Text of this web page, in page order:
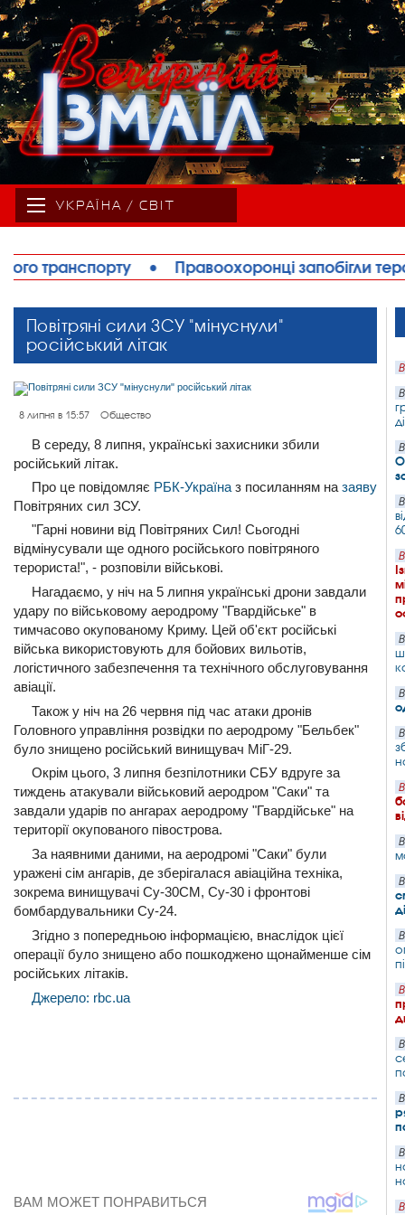
УКРАЇНА / СВІТ
• Правоохоронці запобігли теракту в
Повітряні сили ЗСУ "мінуснули"
російський літак
8 липня в 15:57 Общество
В середу, 8 липня, українські захисники збили
російський літак.
Про це повідомляє РБК-Україна з посиланням на заяву
Повітряних сил ЗСУ.
"Гарні новини від Повітряних Сил! Сьогодні
відмінусували ще одного російського повітряного
терориста!", - розповіли військові.
Нагадаємо, у ніч на 5 липня українські дрони завдали
удару по військовому аеродрому "Гвардійське" в
тимчасово окупованому Криму. Цей об'єкт російські
війська використовують для бойових вильотів,
логістичного забезпечення та технічного обслуговування
авіації.
Також у ніч на 26 червня під час атаки дронів
Головного управління розвідки по аеродрому "Бельбек"
було знищено російський винищувач МіГ-29.
Окрім цього, 3 липня безпілотники СБУ вдруге за
тиждень атакували військовий аеродром "Саки" та
завдали ударів по ангарах аеродрому "Гвардійське" на
території окупованого півострова.
За наявними даними, на аеродромі "Саки" були
уражені сім ангарів, де зберігалася авіаційна техніка,
зокрема винищувачі Су-30СМ, Су-30 і фронтові
бомбардувальники Су-24.
Згідно з попередньою інформацією, внаслідок цієї
операції було знищено або пошкоджено щонайменше сім
російських літаків.
Джерело: rbc.ua